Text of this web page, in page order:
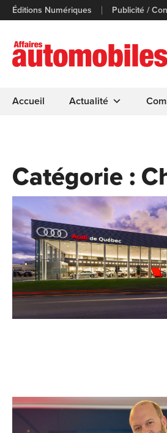
Éditions Numériques Publicité /
Accueil Actualité
Catégorie :